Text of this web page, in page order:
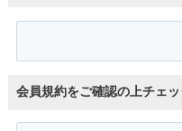
会員規約をご確認の上チェ